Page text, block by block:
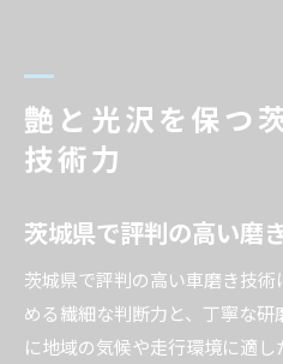
艶と光沢を保つ
技術力
茨城県で評判の高い磨
茨城県で評判の高い車磨き技
める繊細な判断力と、丁寧な
に地域の気候や走行環境に適